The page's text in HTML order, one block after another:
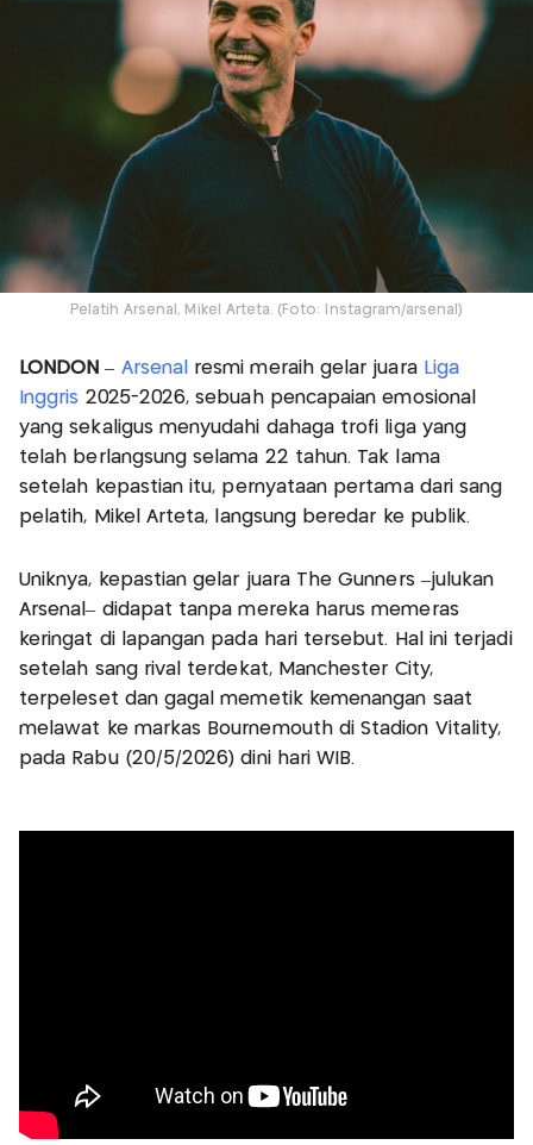
Pelatih Arsenal, Mikel Arteta. (Foto: Instagram/arsenal)
LONDON– Arsenal resmi meraih gelar juara Liga
Inggris 2025-2026, sebuah pencapaian emosional
yang sekaligus menyudahi dahaga trofi liga yang
telah berlangsung selama 22 tahun. Tak lama
setelah kepastian itu, pernyataan pertama dari sang
pelatih, Mikel Arteta, langsung beredar ke publik.
Uniknya, kepastian gelar juara The Gunners –julukan
Arsenal– didapat tanpa mereka harus memeras
keringat di lapangan pada hari tersebut. Hal ini terjadi
setelah sang rival terdekat, Manchester City,
terpeleset dan gagal memetik kemenangan saat
melawat ke markas Bournemouth di Stadion Vitality,
pada Rabu (20/5/2026) dini hari WIB.